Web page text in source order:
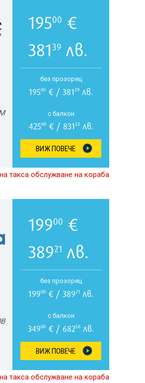
19500 €
38139 лв.
без прозорец
19500 € / 38139 лв.
с балкон
42500€ / 83123лв.
ВИЖ ПОВЕЧЕ
такса обслужване на кораба
19900 €
38921 лв.
без прозорец
19900 € / 38921 лв.
с балкон
34900 € / 68258 лв.
ВИЖ ПОВЕЧЕ
такса обслужване на кораба